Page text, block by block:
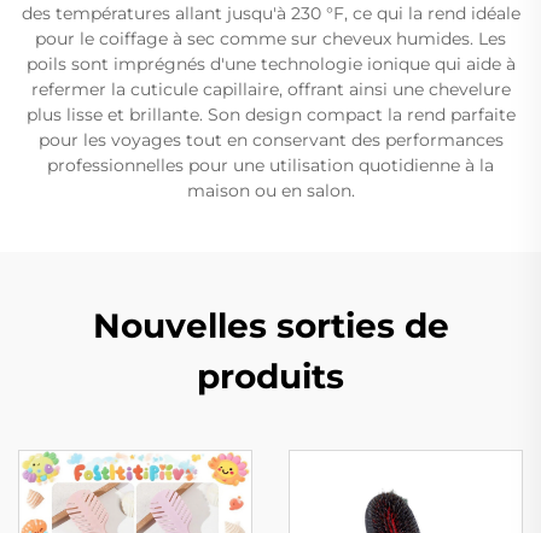
des températures allant jusqu'à 230 °F, ce qui la rend idéale
pour le coiffage à sec comme sur cheveux humides. Les
poils sont imprégnés d'une technologie ionique qui aide à
refermer la cuticule capillaire, offrant ainsi une chevelure
plus lisse et brillante. Son design compact la rend parfaite
pour les voyages tout en conservant des performances
professionnelles pour une utilisation quotidienne à la
maison ou en salon.
Nouvelles sorties de
produits